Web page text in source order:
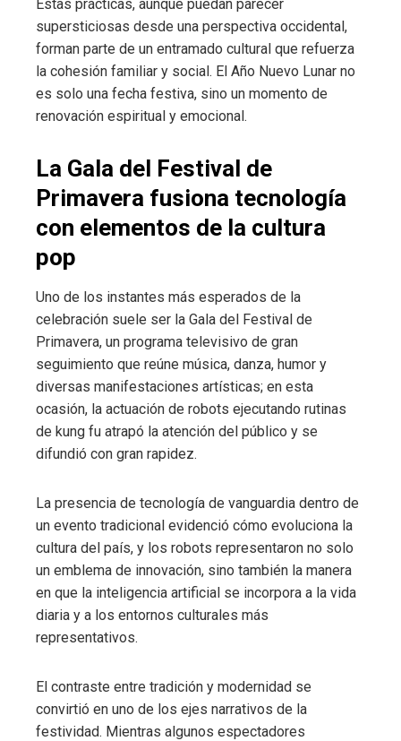
Estas prácticas, aunque puedan parecer
supersticiosas desde una perspectiva occidental,
forman parte de un entramado cultural que refuerza
la cohesión familiar y social. El Año Nuevo Lunar no
es solo una fecha festiva, sino un momento de
renovación espiritual y emocional.
La Gala del Festival de
Primavera fusiona tecnología
con elementos de la cultura
pop
Uno de los instantes más esperados de la
celebración suele ser la Gala del Festival de
Primavera, un programa televisivo de gran
seguimiento que reúne música, danza, humor y
diversas manifestaciones artísticas; en esta
ocasión, la actuación de robots ejecutando rutinas
de kung fu atrapó la atención del público y se
difundió con gran rapidez.
La presencia de tecnología de vanguardia dentro de
un evento tradicional evidenció cómo evoluciona la
cultura del país, y los robots representaron no solo
un emblema de innovación, sino también la manera
en que la inteligencia artificial se incorpora a la vida
diaria y a los entornos culturales más
representativos.
El contraste entre tradición y modernidad se
convirtió en uno de los ejes narrativos de la
festividad. Mientras algunos espectadores